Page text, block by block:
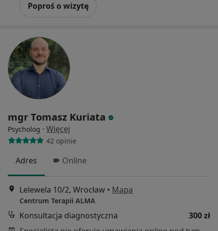
Poproś o wizytę
mgr Tomasz Kuriata
Psycholog · Więcej
42 opinie
Adres Online
Lelewela 10/2, Wrocław • Mapa
Centrum Terapii ALMA
Konsultacja diagnostyczna
300 zł